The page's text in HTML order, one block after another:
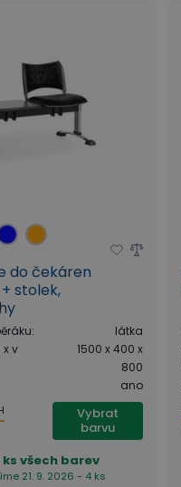
do čekáren
stolek,
:
látka
x v
1500 x 400 x
800
ano
Vybrat
barvu
ks všech barev
21. 9. 2026 - 4 ks